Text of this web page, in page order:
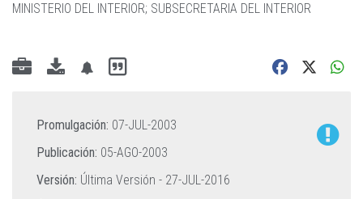
MINISTERIO DEL INTERIOR; SUBSECRETARIA DEL INTERIOR
Promulgación: 07-JUL-2003
Publicación: 05-AGO-2003
Versión: Última Versión - 27-JUL-2016